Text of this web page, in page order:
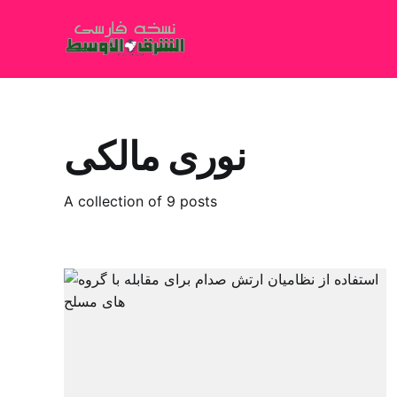
نوری مالکی
A collection of 9 posts